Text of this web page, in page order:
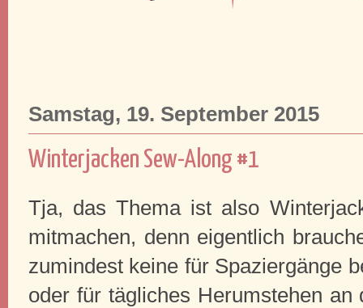
Samstag, 19. September 2015
Winterjacken Sew-Along #1
Tja, das Thema ist also
mitmachen, denn eigentlich
zumindest keine für Spaziergänge
oder für tägliches Herumstehen